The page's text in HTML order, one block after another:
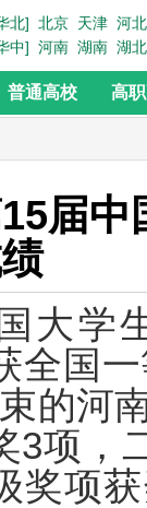
北] 北京 天津 河北
中] 河南 湖南 湖北
普通高校 高
届
大学
全国
的河
3项，
奖项